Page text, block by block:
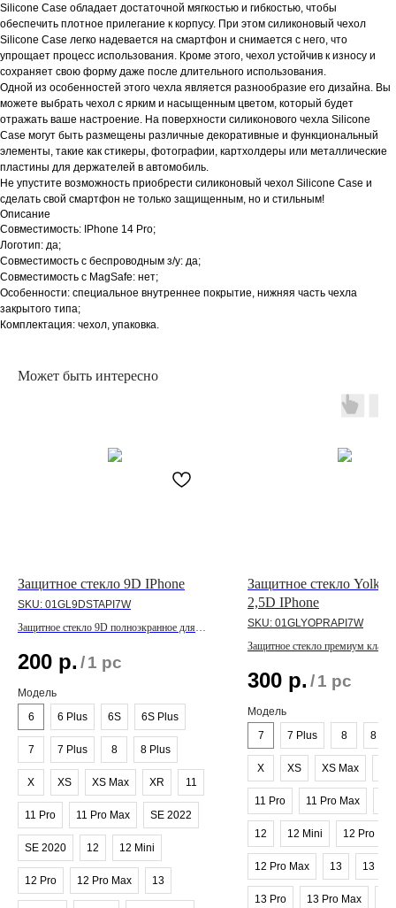
Silicone Case обладает достаточной мягкостью и гибкостью, чтобы
обеспечить плотное прилегание к корпусу. При этом силиконовый чехол
Silicone Case легко надевается на смартфон и снимается с него, что
упрощает процесс использования. Кроме этого, чехол устойчив к износу и
сохраняет свою форму даже после длительного использования.
Одной из особенностей этого чехла является разнообразие его дизайна. Вы
можете выбрать чехол с ярким и насыщенным цветом, который будет
отражать ваше настроение. На поверхности силиконового чехла Silicone
Case могут быть размещены различные декоративные и функциональный
элементы, такие как стикеры, фотографии, картхолдеры или металлические
пластины для держателей в автомобиль.
Не упустите возможность приобрести силиконовый чехол Silicone Case и
сделать свой смартфон не только защищенным, но и стильным!
Описание
Совместимость: IPhone 14 Pro;
Логотип: да;
Совместимость с беспроводным з/у: да;
Совместимость с MagSafe: нет;
Особенности: специальное внутреннее покрытие, нижняя часть чехла
закрытого типа;
Комплектация: чехол, упаковка.
Может быть интересно
Защитное стекло 9D IPhone
SKU: 01GL9DSTAPI7W
Защитное стекло 9D полноэкранное для
200 р. /1 pc
Модель
6
6 Plus 6S 6S Plus
7 7 Plus 8 8 Plus
X XS XS Max XR 11
11 Pro 11 Pro Max SE 2022
SE 2020 12 12 Mini
12 Pro 12 Pro Max 13
Защитное стекло Yolkki
2,5D IPhone
SKU: 01GLYOPRAPI7W
Защитное стекло премиум
300 р. /1 pc
Модель
7
7 Plus 8 8
X XS XS Max
11 Pro 11 Pro Max
12 12 Mini 12 Pro
12 Pro Max 13 13
13 Pro 13 Pro Max